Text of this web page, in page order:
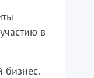
в
бизнес.